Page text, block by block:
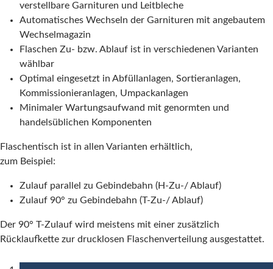
verstellbare Garnituren und Leitbleche
Automatisches Wechseln der Garnituren mit angebautem
Wechselmagazin
Flaschen Zu- bzw. Ablauf ist in verschiedenen Varianten
wählbar
Optimal eingesetzt in Abfüllanlagen, Sortieranlagen,
Kommissionieranlagen, Umpackanlagen
Minimaler Wartungsaufwand mit genormten und
handelsüblichen Komponenten
Flaschentisch ist in allen Varianten erhältlich,
zum Beispiel:
Zulauf parallel zu Gebindebahn (H-Zu-/ Ablauf)
Zulauf 90° zu Gebindebahn (T-Zu-/ Ablauf)
Der 90° T-Zulauf wird meistens mit einer zusätzlich
Rücklaufkette zur drucklosen Flaschenverteilung ausgestattet.